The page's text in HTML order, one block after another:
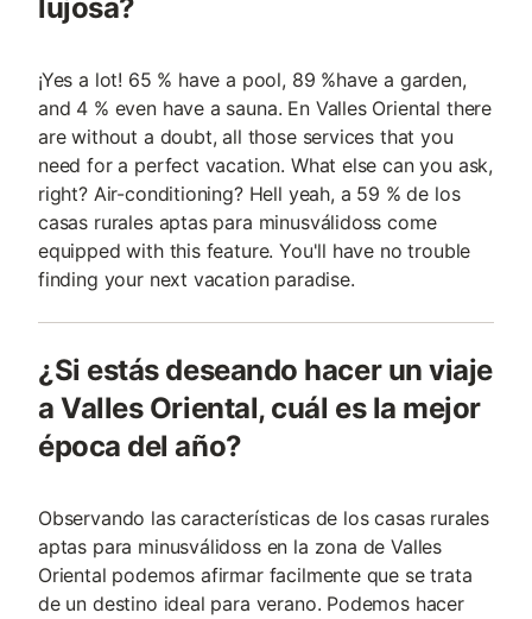
lujosa?
¡Yes a lot! 65 % have a pool, 89 %have a garden,
and 4 % even have a sauna. En Valles Oriental there
are without a doubt, all those services that you
need for a perfect vacation. What else can you ask,
right? Air-conditioning? Hell yeah, a 59 % de los
casas rurales aptas para minusválidoss come
equipped with this feature. You'll have no trouble
finding your next vacation paradise.
¿Si estás deseando hacer un viaje
a Valles Oriental, cuál es la mejor
época del año?
Observando las características de los casas rurales
aptas para minusválidoss en la zona de Valles
Oriental podemos afirmar facilmente que se trata
de un destino ideal para verano. Podemos hacer